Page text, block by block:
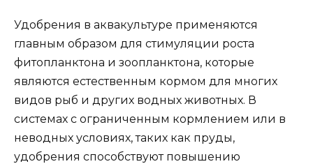
Удобрения в аквакультуре применяются
главным образом для стимуляции роста
фитопланктона и зоопланктона, которые
являются естественным кормом для многих
видов рыб и других водных животных. В
системах с ограниченным кормлением или в
неводных условиях, таких как пруды,
удобрения способствуют повышению